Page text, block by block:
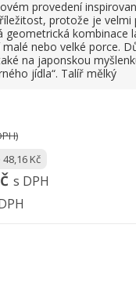
provedení
protože je velmi
geometrická kombinace
nebo velké porce.
na japonskou
jídla“. Talíř mělký
Kč
s DPH